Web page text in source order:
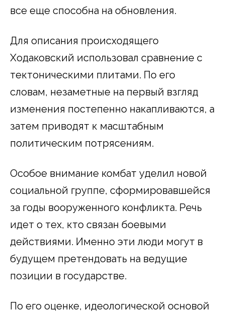
все еще способна на обновления.
Для описания происходящего
Ходаковский использовал сравнение с
тектоническими плитами. По его
словам, незаметные на первый взгляд
изменения постепенно накапливаются, а
затем приводят к масштабным
политическим потрясениям.
Особое внимание комбат уделил новой
социальной группе, сформировавшейся
за годы вооруженного конфликта. Речь
идет о тех, кто связан боевыми
действиями. Именно эти люди могут в
будущем претендовать на ведущие
позиции в государстве.
По его оценке, идеологической основой